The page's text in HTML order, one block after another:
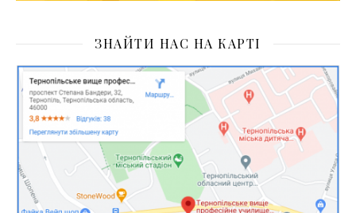
ЗНАЙТИ НАС НА КАРТІ